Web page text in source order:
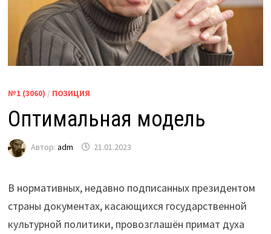
№1 (3060) / ПОЗИЦИЯ
Оптимальная модель
Автор: adm 21.01.2023
В нормативных, недавно подписанных президентом
страны документах, касающихся государственной
культурной политики, провозглашён примат духа